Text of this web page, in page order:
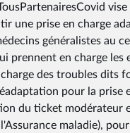
une prise en charge
généralistes au
prennent en charge
des troubles
pour la prise
du ticket modérateur
maladie),